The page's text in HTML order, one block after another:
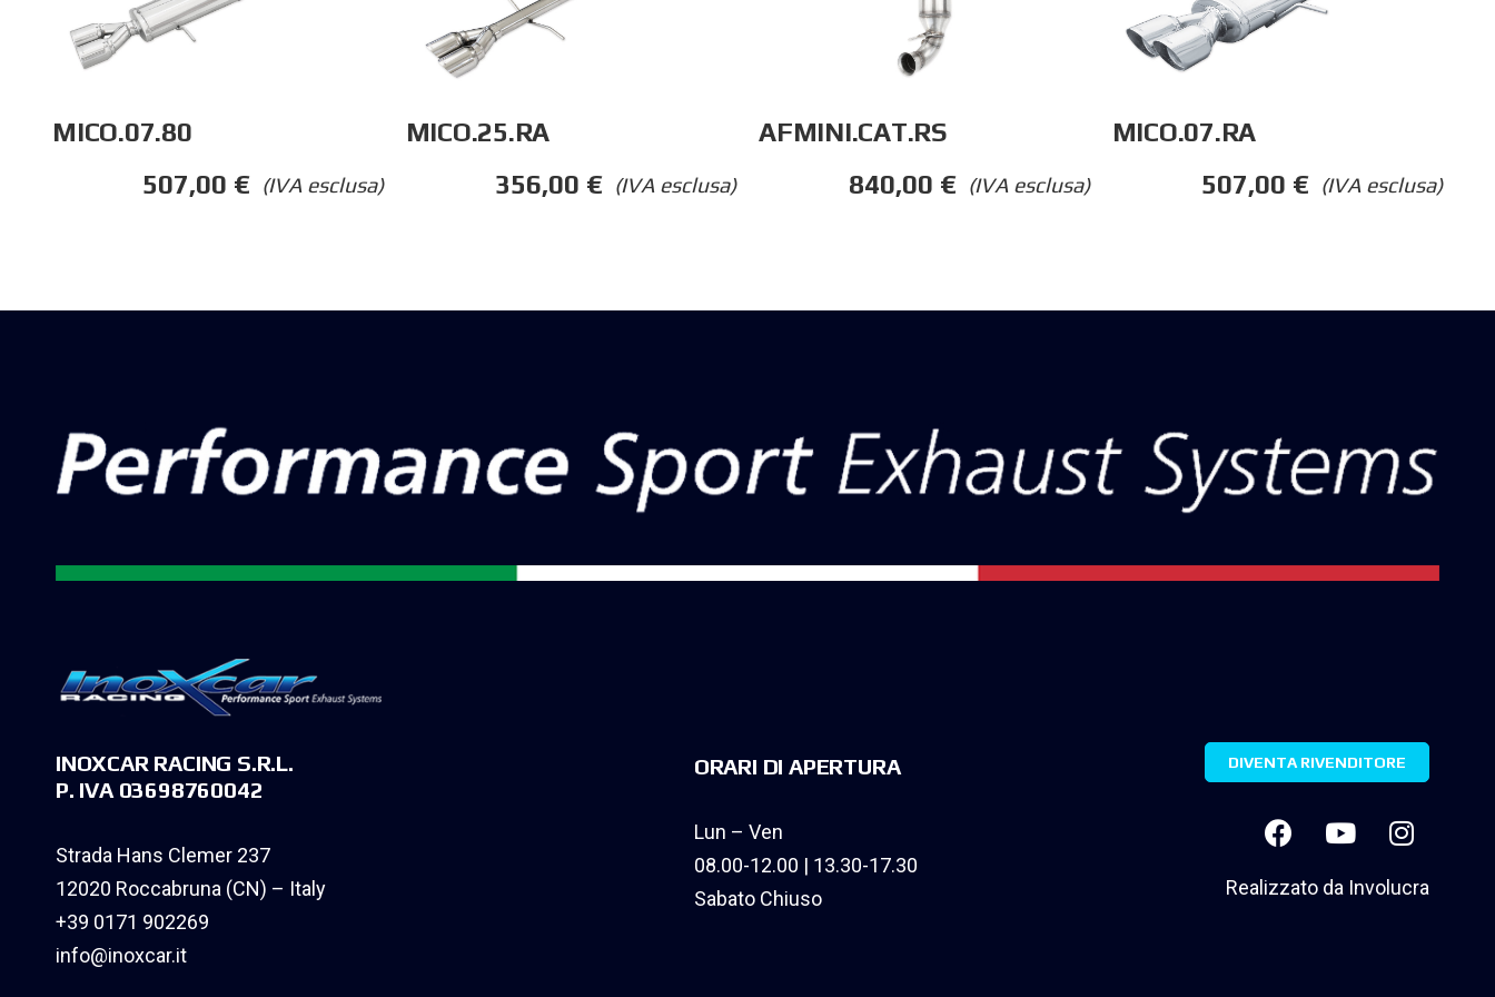
MICO.07.80
(IVA esclusa)
507,00 €
MICO.25.RA
(IVA esclusa)
356,00 €
AFMINI.CAT.RS
(IVA esclusa)
840,00 €
MICO.07.RA
(IVA esclusa)
507,00 €
INOXCAR RACING S.R.L.
P. IVA 03698760042
Strada Hans Clemer 237
12020 Roccabruna (CN) – Italy
+39 0171 902269
info@inoxcar.it
ORARI DI APERTURA
Lun – Ven
08.00-12.00 | 13.30-17.30
Sabato Chiuso
DIVENTA RIVENDITORE
Realizzato da Involucra